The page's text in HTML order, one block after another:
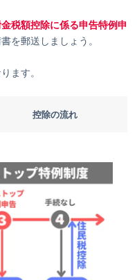
税額控除に係る申告特例申
を郵送しましょう。
ます。
控除の流れ